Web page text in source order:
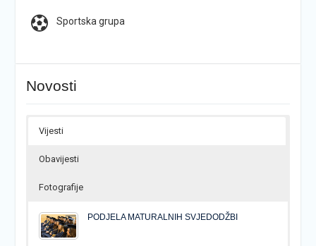
Sportska grupa
Novosti
Vijesti
Obavijesti
Fotografije
PODJELA MATURALNIH SVJEDODŽBI